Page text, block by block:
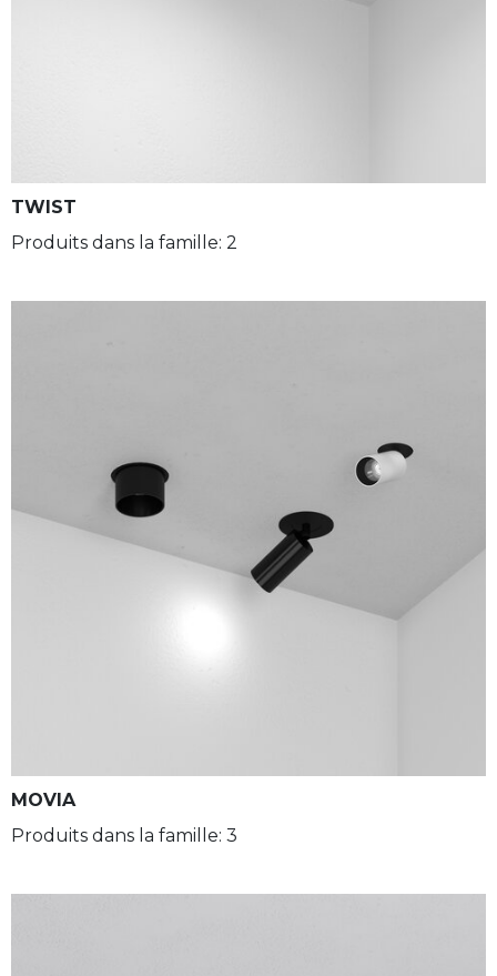
TWIST
Produits dans la famille: 2
MOVIA
Produits dans la famille: 3